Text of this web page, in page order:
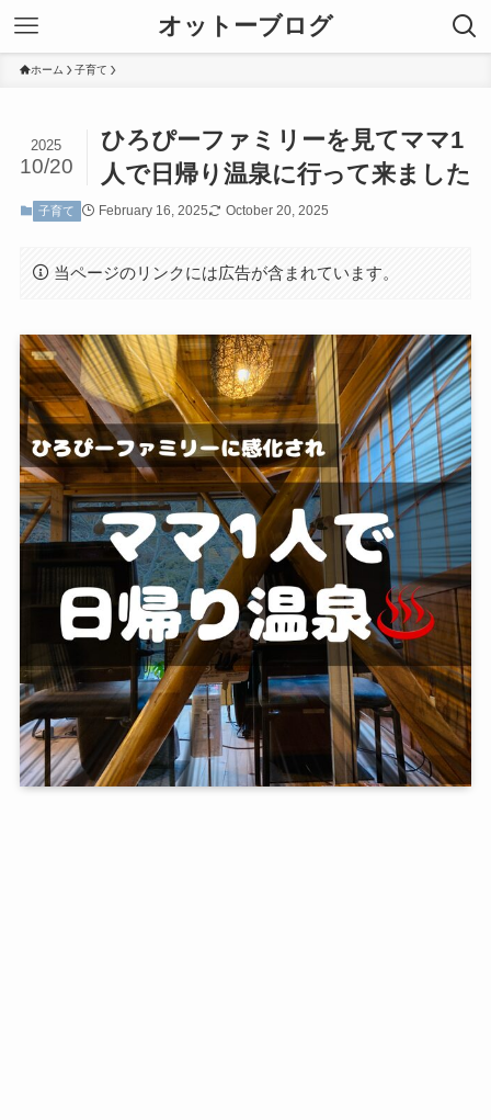
オットーブログ
ホーム 子育て
ひろぴーファミリーを見てママ1
人で日帰り温泉に行って来ました
2025
10/20
子育て February 16, 2025 October 20, 2025
当ページのリンクには広告が含まれています。